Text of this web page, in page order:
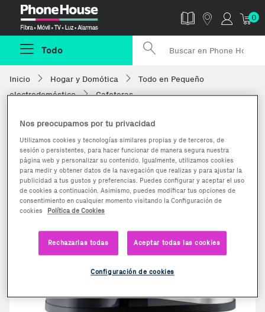
0
Todo
Inicio Hogar y Domótica
Todo en Pequeño
electrodoméstico
Cafeteras
Nos preocupamos por tu privacidad
Utilizamos cookies y tecnologías similares propias y de terceros, de
sesión o persistentes, para hacer funcionar de manera segura nuestra
página web y personalizar su contenido. Igualmente, utilizamos cookies
para medir y obtener datos de la navegación que realizas y para ajustar la
publicidad a tus gustos y preferencias. Puedes configurar y aceptar el uso
de cookies a continuación. Asimismo, puedes modificar tus opciones de
consentimiento en cualquier momento visitando la Configuración de
cookies
Política de Cookies
Rechazarlas todas Aceptar todas las cookies
Configuración de cookies